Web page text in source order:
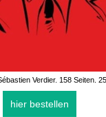
Verdier. 158 Seiten.
hier bestellen